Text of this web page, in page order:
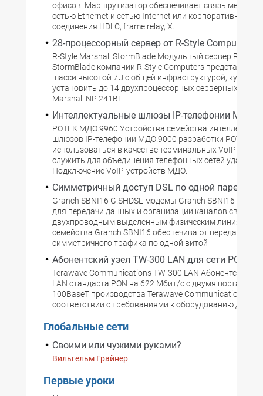
офисов. Маршрутизатор обеспечивает связь между
сетью Ethernet и сетью Internet или корпоративной
соединения HDLC, frame relay, X.
28-процессорный сервер от R-Style Computers
R-Style Marshall StormBlade Mодульный сервер R-Style
StormBlade компании R-Style Computers представляет
шасси высотой 7U с общей инфраструктурой, куда
установить до 14 двухпроцессорных серверных
Marshall NP 241BL.
Интеллектуальные шлюзы IP-телефонии
РОТЕК МДО.9960 Устройства семейства
шлюзов IP-телефонии МДО.9000 разработки РОТЕК
использоваться в качестве терминальных VoIP-
служить для объединения телефонных сетей
Подключение VoIP-устройств МДО.
Симметричный доступ DSL по одной паре
Granch SBNI16 G.SHDSL-модемы Granch SBNI16
для передачи данных и организации каналов связи по
двухпроводным выделенным физическим линиям.
семейства Granch SBNI16 обеспечивают передачу
симметричного трафика по одной витой
Абонентский узел TW-300 LAN для сети PON
Terawave Communications TW-300 LAN Абонентский
LAN стандарта PON на 622 Мбит/с с двумя портами
100BaseT производства Terawave Communications, в
соответствии с требованиями к оборудованию
Глобальные сети
Своими или чужими руками?
Вильгельм Грайнер
Первые уроки